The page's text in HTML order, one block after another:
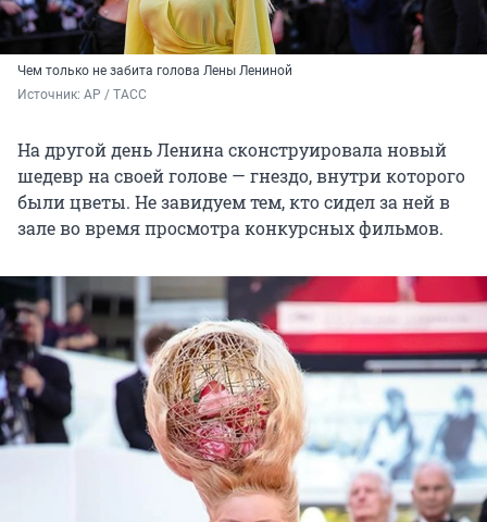
Чем только не забита голова Лены Лениной
Источник: AP / ТАСС
На другой день Ленина сконструировала новый
шедевр на своей голове — гнездо, внутри которого
были цветы. Не завидуем тем, кто сидел за ней в
зале во время просмотра конкурсных фильмов.